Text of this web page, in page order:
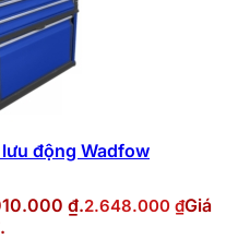
động Wadfow
₫.2.648.000 ₫Giá